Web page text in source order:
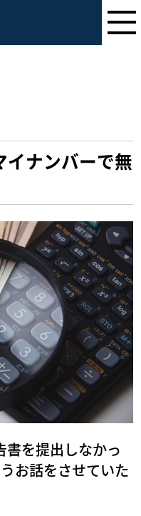
イナンバーで無
書を提出しなかっ
お話をさせていた